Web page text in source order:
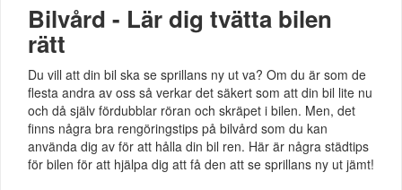
Bilvård - Lär dig tvätta bilen
rätt
Du vill att din bil ska se sprillans ny ut va? Om du är som de
flesta andra av oss så verkar det säkert som att din bil lite nu
och då själv fördubblar röran och skräpet i bilen. Men, det
finns några bra rengöringstips på bilvård som du kan
använda dig av för att hålla din bil ren. Här är några städtips
för bilen för att hjälpa dig att få den att se sprillans ny ut jämt!